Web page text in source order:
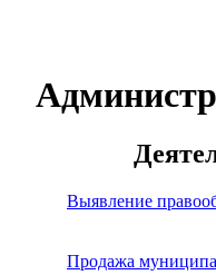
Выявление
Продажа